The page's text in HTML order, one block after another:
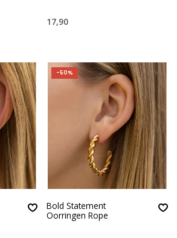
17,90
-50%
Bold Statement
Oorringen Rope